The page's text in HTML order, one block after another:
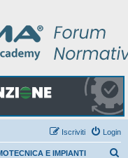
Login
Iscriviti
E IMPIANTI